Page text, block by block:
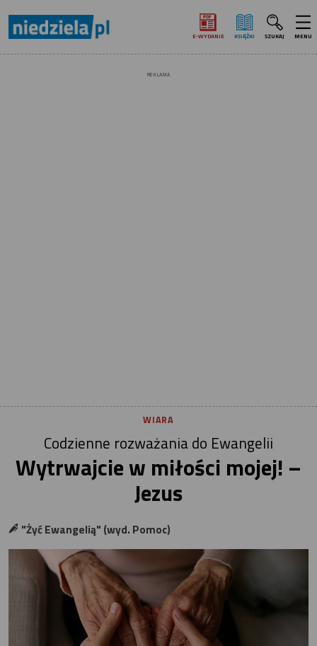
E‑WYDANIE KSIĄŻKI SZUKAJ MENU
REKLAMA
WIARA
Codzienne rozważania do Ewangelii
Wytrwajcie w miłości mojej! –
Jezus
"Żyć Ewangelią" (wyd. Pomoc)